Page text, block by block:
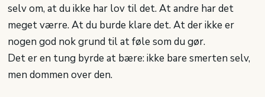
selv om, at du ikke har lov til det. At andre har det
meget værre. At du burde klare det. At der ikke er
nogen god nok grund til at føle som du gør.
Det er en tung byrde at bære: ikke bare smerten selv,
men dommen over den.